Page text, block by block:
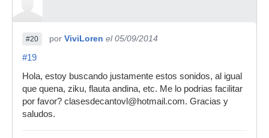
#20 por ViviLoren el 05/09/2014
#19
Hola, estoy buscando justamente estos sonidos, al igual
que quena, ziku, flauta andina, etc. Me lo podrias facilitar
por favor? clasesdecantovl@hotmail.com. Gracias y
saludos.